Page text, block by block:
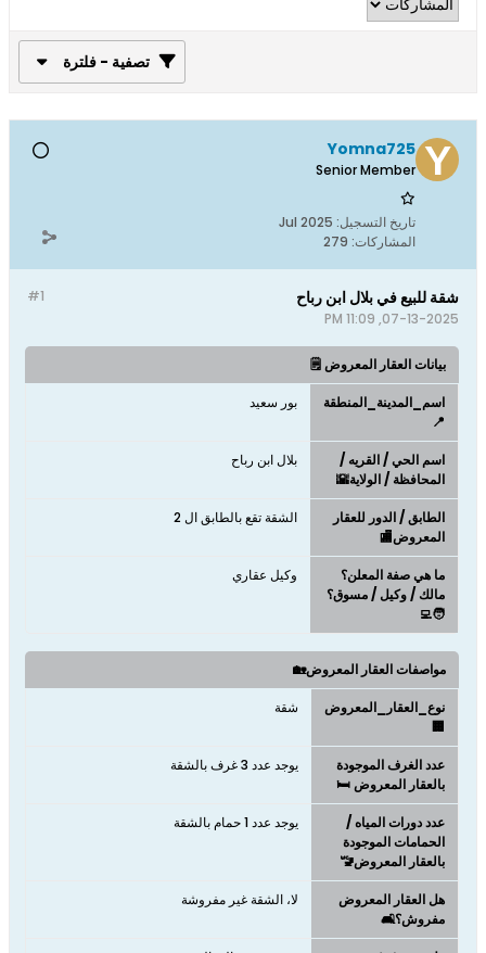
تصفية - فلترة
Yomna725
Senior Member
تاريخ التسجيل: Jul 2025
المشاركات: 279
#1 شقة للبيع في بلال ابن رباح
07-13-2025, 11:09 PM
بيانات العقار المعروض 🗒️
اسم_المدينة_المنطقة
📍
بور سعيد
اسم الحي / القريه /
المحافظة / الولاية🌇
بلال ابن رباح
الطابق / الدور للعقار
المعروض🏬
الشقة تقع بالطابق ال 2
ما هي صفة المعلن؟
مالك / وكيل / مسوق؟
🧑‍💻
وكيل عقاري
مواصفات العقار المعروض🏡
نوع_العقار_المعروض
🏢
شقة
عدد الغرف الموجودة
بالعقار المعروض 🛏️
يوجد عدد 3 غرف بالشقة
عدد دورات المياه /
الحمامات الموجودة
بالعقار المعروض🚾
يوجد عدد 1 حمام بالشقة
هل العقار المعروض
مفروش؟🛋️
لا، الشقة غير مفروشة